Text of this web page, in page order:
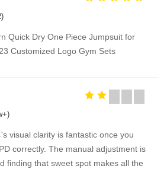
Quick Dry One Piece Jumpsuit for
Customized Logo Gym Sets
visual clarity is fantastic once you
correctly. The manual adjustment is
finding that sweet spot makes all the